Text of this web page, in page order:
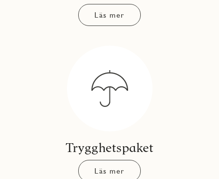
Läs mer
Trygghetspaket
Läs mer